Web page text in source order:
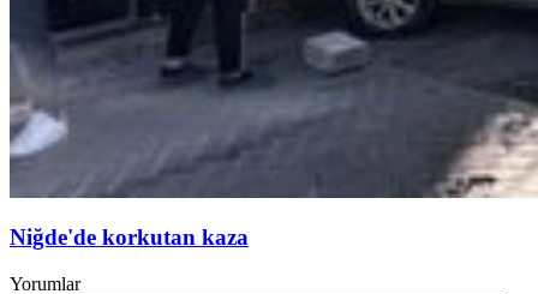
Niğde'de korkutan kaza
Yorumlar